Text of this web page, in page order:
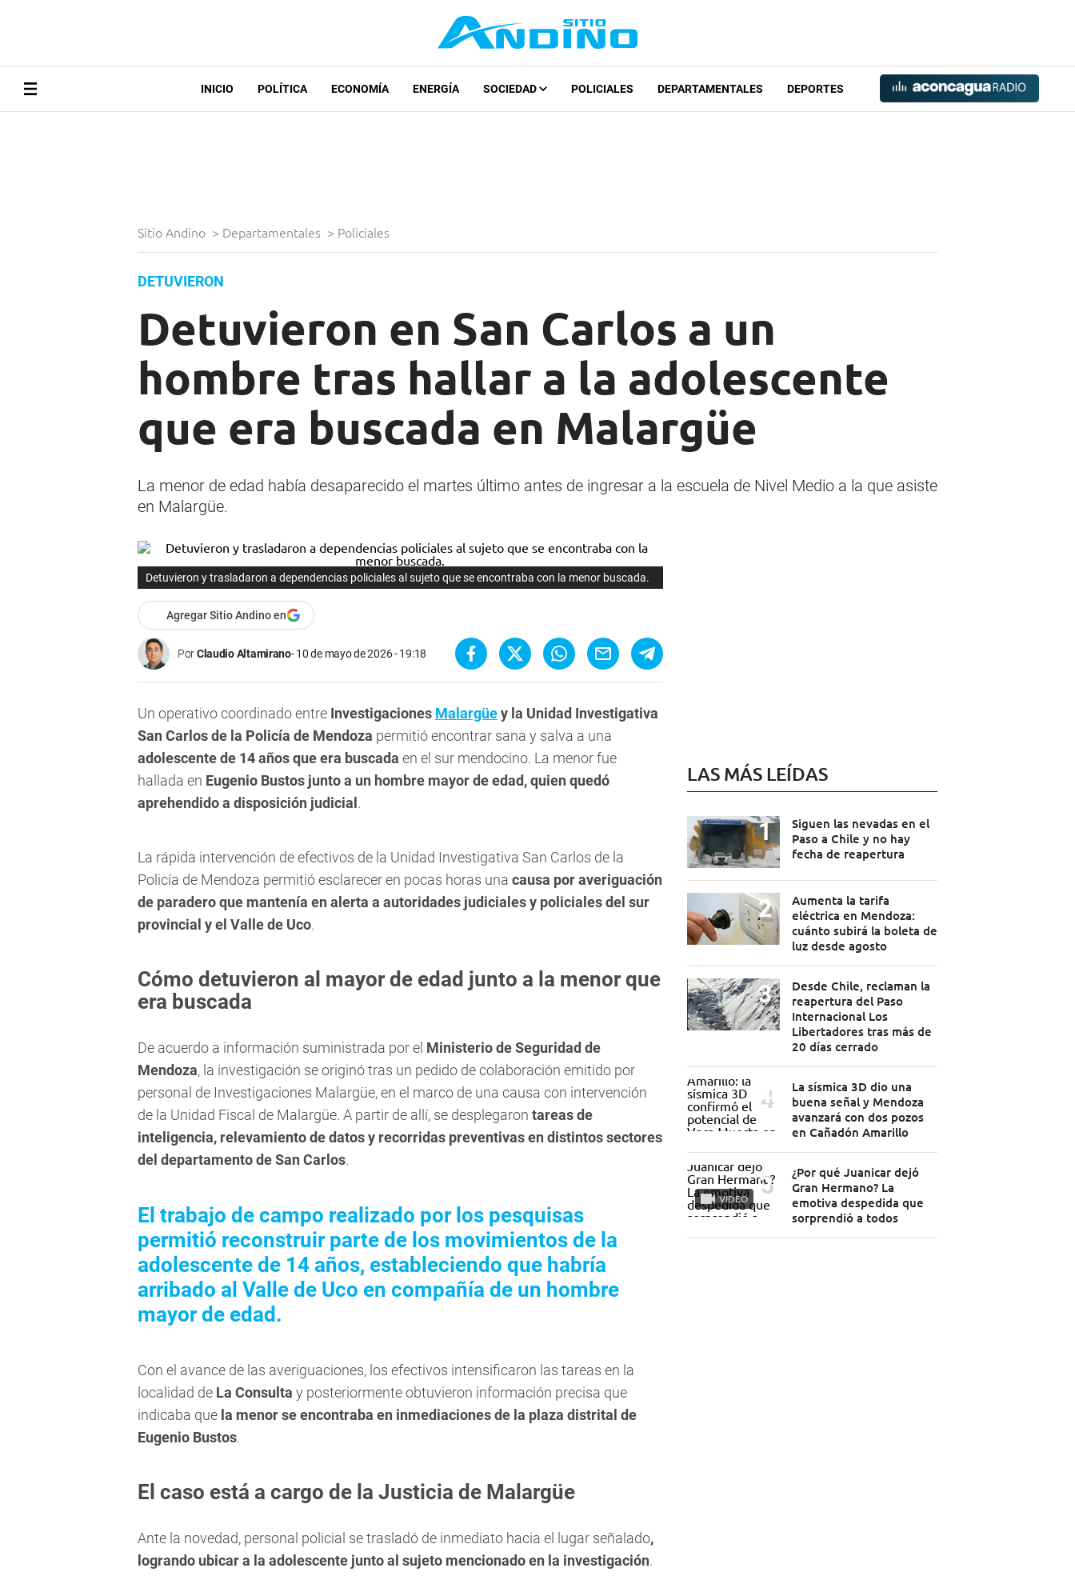
INICIO POLÍTICA ECONOMÍA ENERGÍA SOCIEDAD POLICIALES DEPARTAMENTALES DEPORTES
Sitio Andino > Departamentales > Policiales
DETUVIERON
Detuvieron en San Carlos a un
hombre tras hallar a la adolescente
que era buscada en Malargüe
La menor de edad había desaparecido el martes último antes de ingresar a la escuela de Nivel Medio a la que asiste
en Malargüe.
Detuvieron y trasladaron a dependencias policiales al sujeto que se encontraba con la menor buscada.
Agregar Sitio Andino en
PorClaudio Altamirano 10 de mayo de 2026 - 19:18
Un operativo coordinado entre Investigaciones Malargüey la Unidad Investigativa
San Carlos de la Policía de Mendoza permitió encontrar sana y salva a una
adolescente de 14 años que era buscada en el sur mendocino. La menor fue
hallada en Eugenio Bustos junto a un hombre mayor de edad, quien quedó
aprehendido a disposición judicial .
La rápida intervención de efectivos de la Unidad Investigativa San Carlos de la
Policía de Mendoza permitió esclarecer en pocas horas una causa por averiguación
de paradero que mantenía en alerta a autoridades judiciales y policiales del sur
provincial y el Valle de Uco.
Cómo detuvieron al mayor de edad junto a la menor que
era buscada
De acuerdo a información suministrada por el Ministerio de Seguridad de
Mendoza, la investigación se originó tras un pedido de colaboración emitido por
personal de Investigaciones Malargüe, en el marco de una causa con intervención
de la Unidad Fiscal de Malargüe. A partir de allí, se desplegaron tareas de
inteligencia, relevamiento de datos y recorridas preventivas en distintos sectores
del departamento de San Carlos.
El trabajo de campo realizado por los pesquisas
permitió reconstruir parte de los movimientos de la
adolescente de 14 años, estableciendo que habría
arribado al Valle de Uco en compañía de un hombre
mayor de edad.
Con el avance de las averiguaciones, los efectivos intensificaron las tareas en la
localidad de La Consulta y posteriormente obtuvieron información precisa que
indicaba que la menor se encontraba en inmediaciones de la plaza distrital de
Eugenio Bustos.
El caso está a cargo de la Justicia de Malargüe
Ante la novedad, personal policial se trasladó de inmediato hacia el lugar señalado,
logrando ubicar a la adolescente junto al sujeto mencionado en la investigación.
LAS MÁS LEÍDAS
Siguen las nevadas en el
Paso a Chile y no hay
fecha de reapertura
Aumenta la tarifa
eléctrica en Mendoza:
cuánto subirá la boleta de
luz desde agosto
Desde Chile, reclaman la
reapertura del Paso
Internacional Los
Libertadores tras más de
20 días cerrado
La sísmica 3D dio una
buena señal y Mendoza
avanzará con dos pozos
en Cañadón Amarillo
VIDEO
¿Por qué Juanicar dejó
Gran Hermano? La
emotiva despedida que
sorprendió a todos